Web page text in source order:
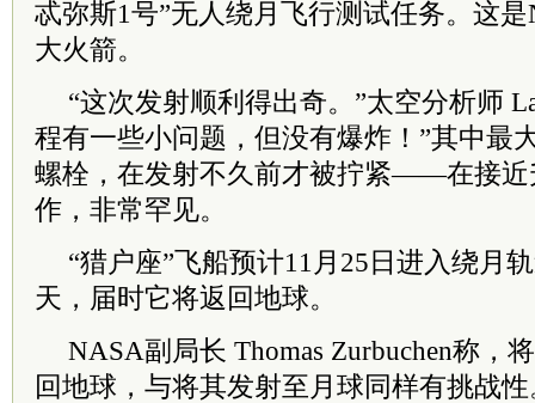
忒弥斯1号”无人绕月飞行测试任务。这
大火箭。
“这次发射顺利得出奇。”太空分析师
程有一些小问题，但没有爆炸！”其中最
螺栓，在发射不久前才被拧紧——在接近
作，非常罕见。
“猎户座”飞船预计11月25日进入绕月
天，届时它将返回地球。
NASA副局长 Thomas Zurbuchen称，
回地球，与将其发射至月球同样有挑战性